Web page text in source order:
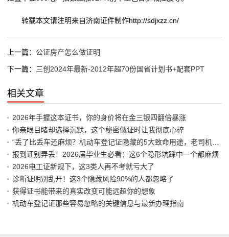
转载本文请注明来自济南证件制作http://sdjxzz.cn/
上一篇： 公证房产怎么做证明
下一篇： 三创2024年最新-2012年超70份国省计划书+配套PPT
相关文章
2026年手握这本证书，你的身价将在金三银四翻倍暴涨
你亲眼目睹却选择沉默，这个秘密做证时让我彻底心碎
报到证别弄丢！2026届毕业生必看：这6个隐形坑踩中一个都麻烦
2026电工证新规下，这3类人再不考就亏大了
诊断证明别乱开！这3个隐藏风险90%的人都忽略了
获得证书能带来的真实改变可能远超你的想象
机动车登记证那些容易忽略的关键信息与最新办理指南